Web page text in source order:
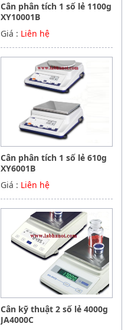
Cân phân tích 1 số lẻ 1100g
XY10001B
Giá : Liên hệ
Cân phân tích 1 số lẻ 610g
XY6001B
Giá : Liên hệ
Cân kỹ thuật 2 số lẻ 4000g
JA4000C